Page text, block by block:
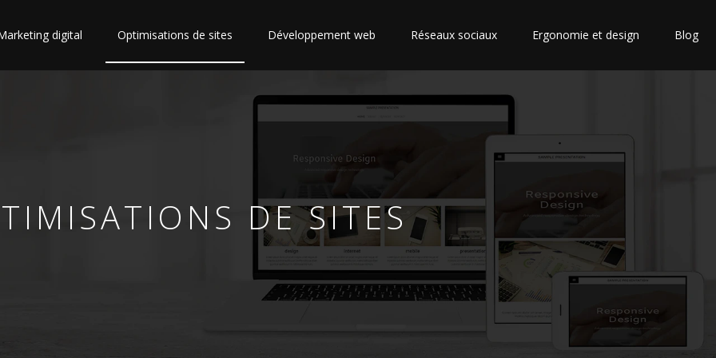
digital Optimisations de sites Développement web Réseaux sociaux Ergonomie et design Blog
DE SITES